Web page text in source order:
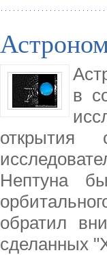
в
открытия
Нептуна
обратил
сделанных